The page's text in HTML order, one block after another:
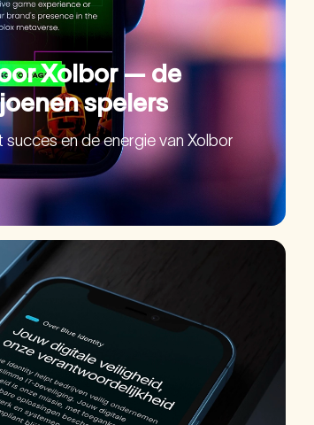
Xolbor — de
spelers
en de energie van Xolbor